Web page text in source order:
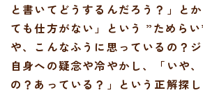
と書いてどうするんだろう？」と
ても仕方がない」という ”ためらい
や、こんなふうに思っているの？
自身への疑念や冷やかし、「いや
の？あっている？」という正解探